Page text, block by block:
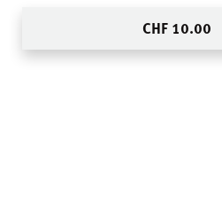
CHF 10.00